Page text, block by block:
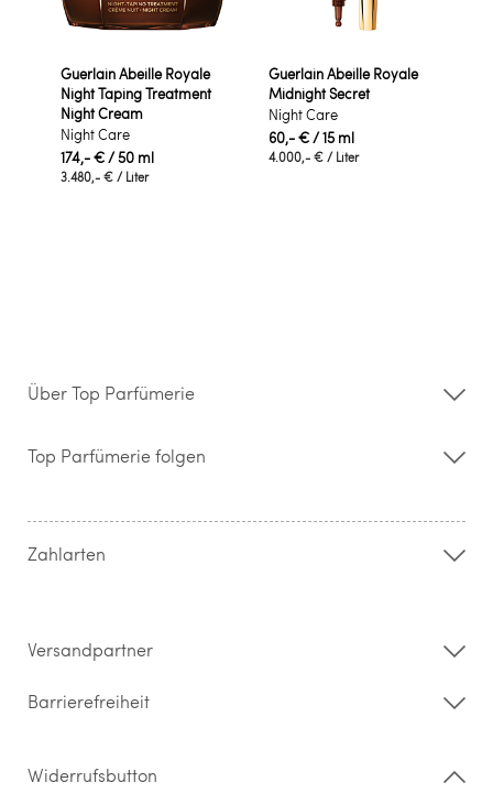
Guerlain Abeille Royale
Night Taping Treatment
Night Cream
Night Care
174,- €/ 50 ml
3.480,- € / Liter
Guerlain Abeille Royale
Midnight Secret
Night Care
60,- €/ 15 ml
4.000,- € / Liter
Über Top Parfümerie
Storefinder
Kontakt
Widerrufsrecht & Rückgabebedingungen
Top Parfümerie folgen
Zahlarten
Versandpartner
Barrierefreiheit
Widerrufsbutton